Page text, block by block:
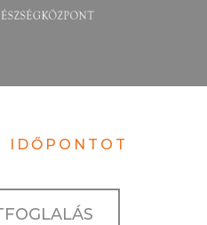
IDŐPONTOT